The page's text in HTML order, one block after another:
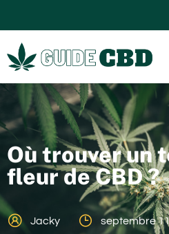
Où trouver un
fleur de CBD ?
Jacky septembre